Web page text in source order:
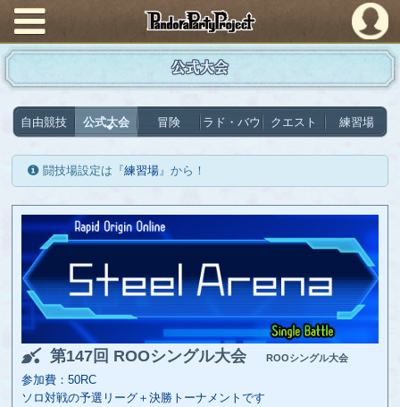
PandoraPartyProject
公式大会
自由競技 公式大会 冒険 ラド・バウ クエスト 練習場
闘技場設定は『練習場』から！
第147回 ROOシングル大会 ROOシングル大会
参加費：50RC
ソロ対戦の予選リーグ＋決勝トーナメントです